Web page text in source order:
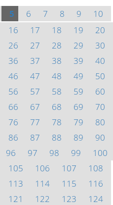
5 6 7 8 9
10
16 17 18 19
20
26 27 28 29
30
36 37 38 39
40
46 47 48 49
50
56 57 58 59
60
66 67 68 69
70
76 77 78 79
80
86 87 88 89
90
96 97 98 99
100
105 106 107
108
113 114 115
116
121 122 123
124